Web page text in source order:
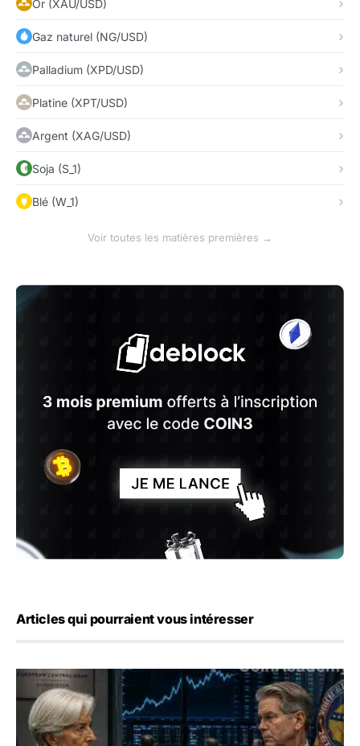
Or (XAU/USD)
Gaz naturel (NG/USD)
Palladium (XPD/USD)
Platine (XPT/USD)
Argent (XAG/USD)
Soja (S_1)
Blé (W_1)
Voir toutes les matières premières →
Articles qui pourraient vous intéresser
Yen : Washington a vendu des euros sans prévenir la